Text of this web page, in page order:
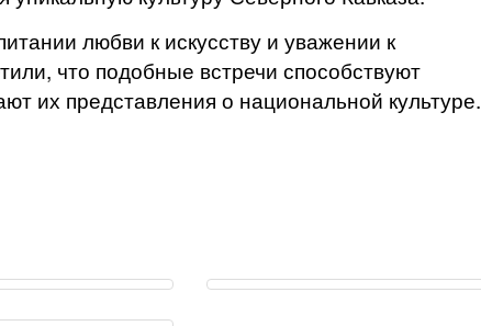
любви к искусству и уважении к
что подобные встречи способствуют
их представления о национальной культуре.